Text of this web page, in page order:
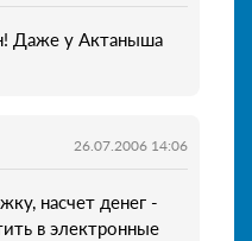
Даже у Актаныша
26.07.2006 14:06
насчет денег -
в электронные